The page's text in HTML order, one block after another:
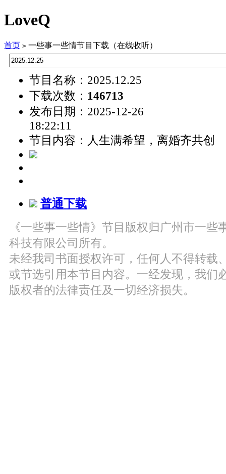
LoveQ
首页 > 一些事一些情节目下载（在线收听）
节目名称：2025.12.25
下载次数： 146713
发布日期：2025-12-26
18:22:11
节目内容：人生满希望，离婚齐共创
普通下载
《一些事一些情》节目版权归广州市一些
科技有限公司所有。
未经我司书面授权许可，任何人不得转载
或节选引用本节目内容。一经发现，我们
版权者的法律责任及一切经济损失。